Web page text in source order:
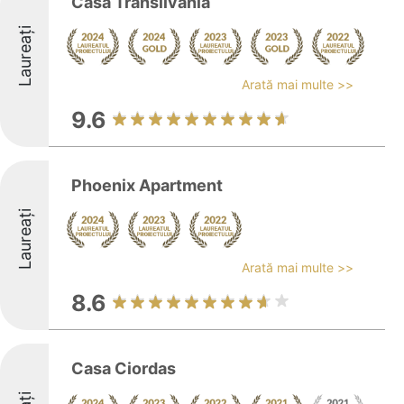
Laureați Arată mai multe >>
9.6
Laureați
Phoenix Apartment
Arată mai multe >>
8.6
Casa Ciordas